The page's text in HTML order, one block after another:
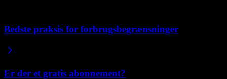
Bedste praksis for forbrugsbegrænsninger
Er der et gratis abonnement?